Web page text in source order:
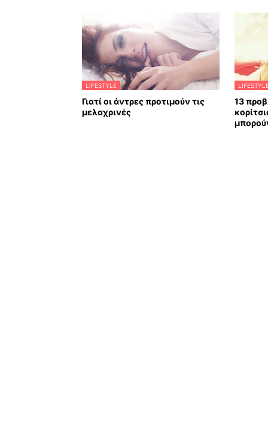
LIFESTYLE
Γιατί οι άντρες προτιμούν τις
μελαχρινές
13